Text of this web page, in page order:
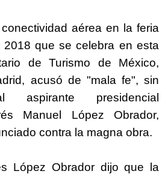
aérea en la feria
2018 que se celebra en esta
de Turismo de México,
acusó de "mala fe", sin
aspirante presidencial
Manuel López Obrador,
contra la magna obra.
López Obrador dijo que la